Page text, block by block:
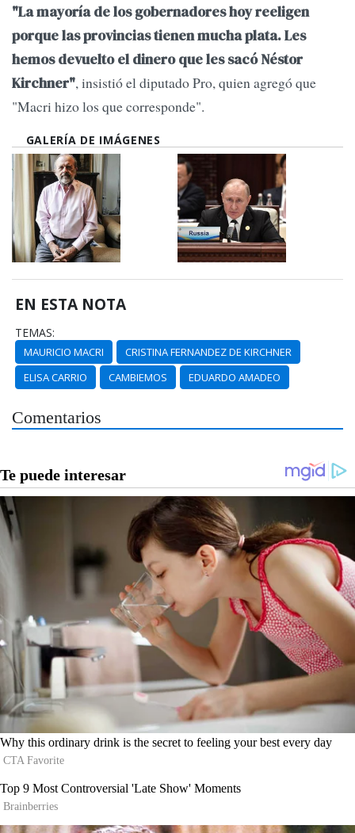
"La mayoría de los gobernadores hoy reeligen
porque las provincias tienen mucha plata. Les
hemos devuelto el dinero que les sacó Néstor
Kirchner", insistió el diputado Pro, quien agregó que
"Macri hizo los que corresponde".
GALERÍA DE IMÁGENES
EN ESTA NOTA
TEMAS:
MAURICIO MACRI
CRISTINA FERNANDEZ DE KIRCHNER
ELISA CARRIO
CAMBIEMOS EDUARDO AMADEO
Comentarios